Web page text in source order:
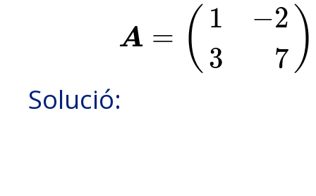
A = ( 1
3
−2
7 )
A=(1− 237)B 3
Solució: